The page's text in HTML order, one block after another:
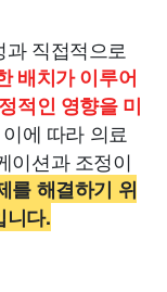
직접적으로
배치가 이루어
적인 영향을 미
이에 따라 의료
이션과 조정이
를 해결하기 위
니다.